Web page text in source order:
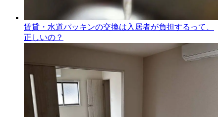
賃貸・水道パッキンの交換は入居者が負担するって、
正しいの？